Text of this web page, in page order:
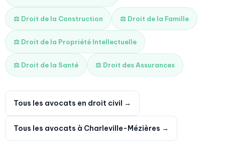
⚖️ Droit de la Construction ⚖️ Droit de la Famille
⚖️ Droit de la Propriété Intellectuelle
⚖️ Droit de la Santé ⚖️ Droit des Assurances
Tous les avocats en droit civil →
Tous les avocats à Charleville-Mézières →